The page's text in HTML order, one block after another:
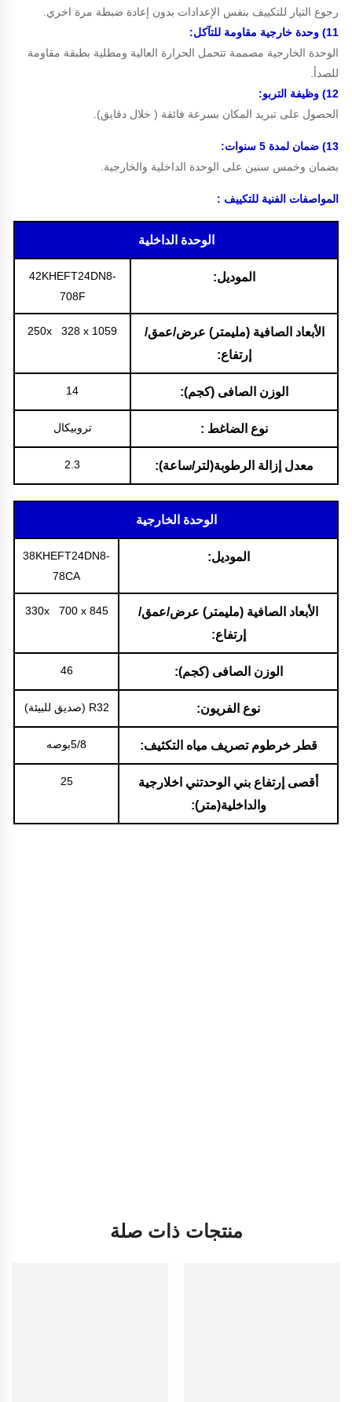
رجوع التيار للتكييف بنفس الإعدادات بدون إعادة ضبطة مرة اخري.
11) وحدة خارجية مقاومة للتآكل:
الوحدة الخارجية مصممة تتحمل الحرارة العالية ومطلية بطبقة مقاومة
للصدأ.
12) وظيفة التربو:
الحصول على تبريد المكان بسرعة فائقة ( خلال دقايق).
13) ضمان لمدة 5 سنوات:
بضمان وخمس سنين على الوحدة الداخلية والخارجية.
المواصفات الفنية للتكييف :
الوحدة الداخلية
الموديل:
42KHEFT24DN8-
708F
الأبعاد الصافية (مليمتر) عرض/عمق/
إرتفاع:
250x 328 x 1059
الوزن الصافى (كجم): 14
نوع الضاغط : تروبيكال
معدل إزالة الرطوبة(لتر/ساعة): 2.3
الوحدة الخارجية
الموديل:
38KHEFT24DN8-
78CA
الأبعاد الصافية (مليمتر) عرض/عمق/
إرتفاع:
330x 700 x 845
الوزن الصافى (كجم): 46
نوع الفريون: R32 (صديق للبيئة)
قطر خرطوم تصريف مياه التكثيف: 5/8بوصه
أقصى إرتفاع بني الوحدتني اخلارجية
والداخلية(متر):
25
منتجات ذات صلة